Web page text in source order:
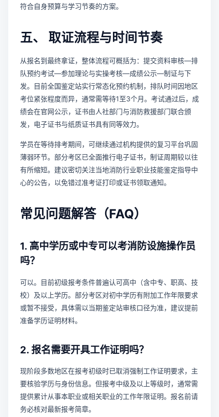
符合自身预算与学习节奏的方案。
五、 取证流程与时间节奏
从报名到最终拿证，整体流程可概括为：提交资料审核—排
队预约考试—参加理论与实操考核—成绩公示—制证与下
发。目前全国鉴定站实行常态化预约机制，排队时间因地区
考位紧张程度而异，通常需等待1至3个月。考试通过后，成
绩会在官网公示，证书由人社部门与消防救援部门联合颁
发，电子证书与纸质证书具有同等效力。
学员在等待排考期间，可继续通过机构提供的复习平台巩固
薄弱环节。部分考区已全面推行电子证书，制证周期较以往
有所缩短。建议密切关注当地消防行业职业技能鉴定指导中
心的公告，以免错过准考证打印或证书领取通知。
常见问题解答（FAQ）
1. 高中学历或中专可以考消防设施操作员
吗？
可以。目前初级报考条件普遍认可高中（含中专、职高、技
校）及以上学历。部分考区对初中学历有附加工作年限要求
或暂不接受，具体需以当期鉴定站审核口径为准，建议提前
准备学历证明材料。
2. 报名需要开具工作证明吗？
现阶段多数地区在报考初级时已取消强制工作证明要求，主
要核验学历与身份信息。但报考中级及以上等级时，通常需
提供累计从事本职业或相关职业的工作年限证明。报名前请
务必核对最新报考简章。